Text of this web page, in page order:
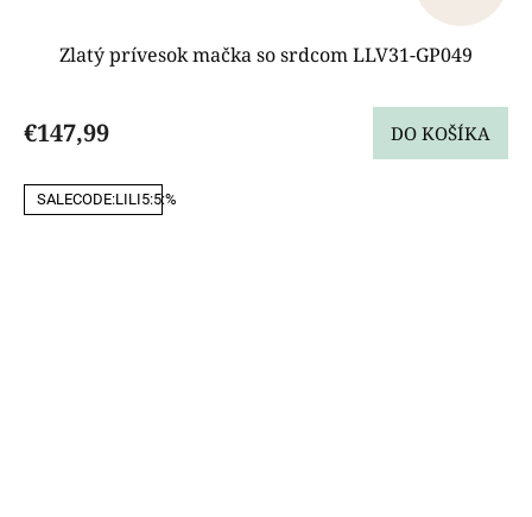
Zlatý prívesok mačka so srdcom LLV31-GP049
€147,99 DO KOŠÍKA
SALECODE:LILI5:5:%